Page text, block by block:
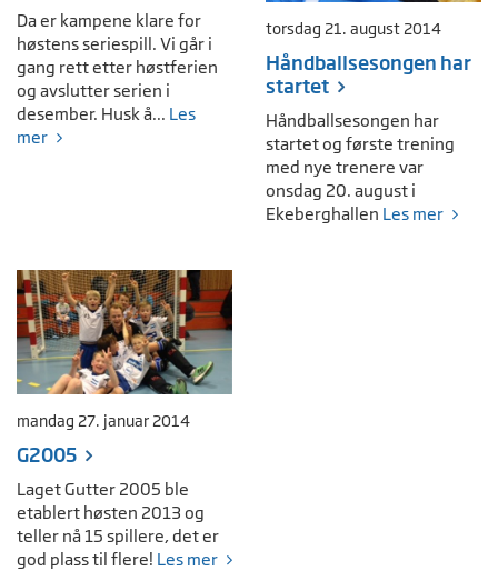
Da er kampene klare for
høstens seriespill. Vi går i
gang rett etter høstferien
og avslutter serien i
desember. Husk å... Les
mer
torsdag 21. august 2014
Håndballsesongen har
startet
Håndballsesongen har
startet og første trening
med nye trenere var
onsdag 20. august i
Ekeberghallen Les mer
mandag 27. januar 2014
G2005
Laget Gutter 2005 ble
etablert høsten 2013 og
teller nå 15 spillere, det er
god plass til flere! Les mer